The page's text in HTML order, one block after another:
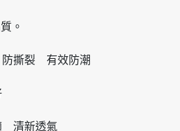
。
撕裂 有效防潮
清新透氣